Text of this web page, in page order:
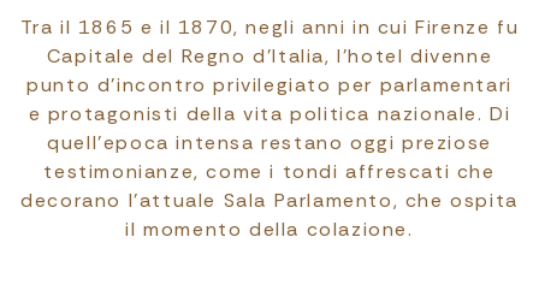
Tra il 1865 e il 1870, negli anni in cui Firenze fu
Capitale del Regno d’Italia, l’hotel divenne
punto d’incontro privilegiato per parlamentari
e protagonisti della vita politica nazionale. Di
quell’epoca intensa restano oggi preziose
testimonianze, come i tondi affrescati che
decorano l’attuale Sala Parlamento, che ospita
il momento della colazione.